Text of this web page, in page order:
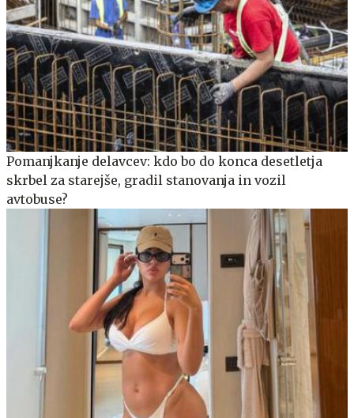
Pomanjkanje delavcev: kdo bo do konca desetletja
skrbel za starejše, gradil stanovanja in vozil
avtobuse?